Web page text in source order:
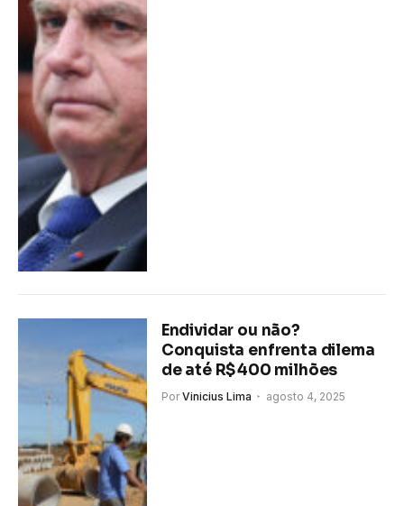
Endividar ou não?
Conquista enfrenta dilema
de até R$ 400 milhões
Por Vinicius Lima agosto 4, 2025